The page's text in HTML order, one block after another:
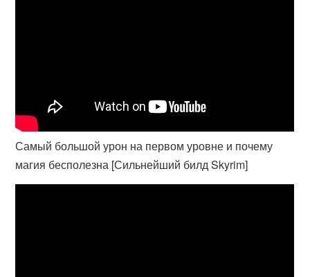
Самый большой урон на первом уровне и почему
магия бесполезна [Сильнейший билд Skyrim]